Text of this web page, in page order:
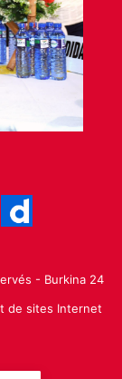
- Burkina 24
de sites Internet